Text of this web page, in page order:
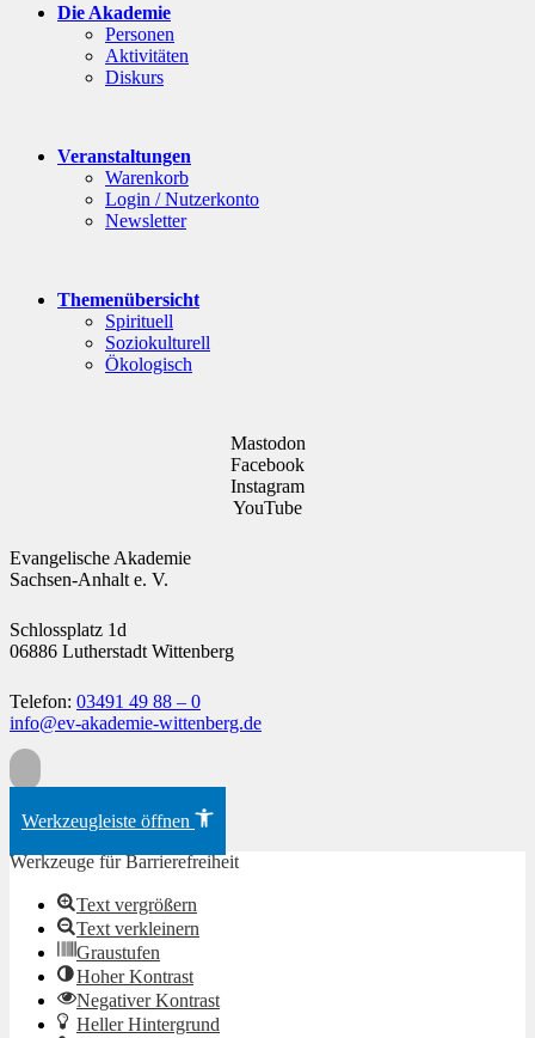
Die Akademie
Personen
Aktivitäten
Diskurs
Veranstaltungen
Warenkorb
Login / Nutzerkonto
Newsletter
Themenübersicht
Spirituell
Soziokulturell
Ökologisch
Mastodon
Facebook
Instagram
YouTube
Evangelische Akademie
Sachsen-Anhalt e. V.
Schlossplatz 1d
06886 Lutherstadt Wittenberg
Telefon: 03491 49 88 – 0
info@ev-akademie-wittenberg.de
Werkzeugleiste öffnen
Werkzeuge für Barrierefreiheit
Text vergrößern
Text verkleinern
Graustufen
Hoher Kontrast
Negativer Kontrast
Heller Hintergrund